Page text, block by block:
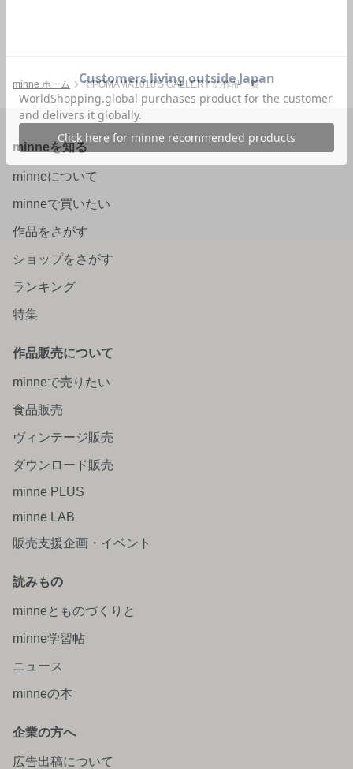
minne ホーム RIPOMAMA1010'S GALLERY の作品一覧
minneを知る
minneについて
minneで買いたい
作品をさがす
ショップをさがす
ランキング
特集
作品販売について
minneで売りたい
食品販売
ヴィンテージ販売
ダウンロード販売
minne PLUS
minne LAB
販売支援企画・イベント
読みもの
minneとものづくりと
minne学習帖
ニュース
minneの本
企業の方へ
広告出稿について